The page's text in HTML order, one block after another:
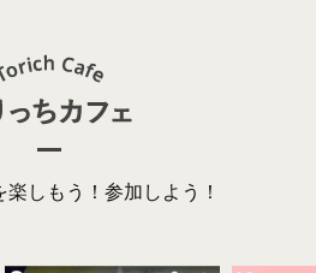
しもう！参加しよう！